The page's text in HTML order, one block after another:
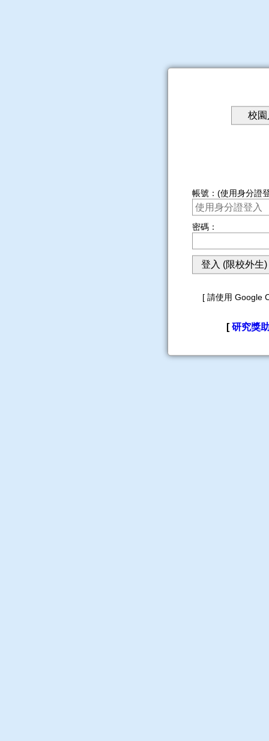
帳號：(使用身分證
密碼：
[ 請使用 Google
[研究獎